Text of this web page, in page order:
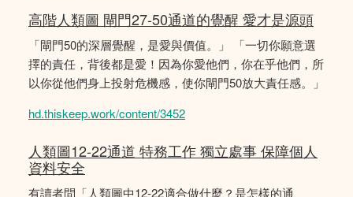
高階人類圖 閘門27-50通道的覺醒 愛才是源頭
「閘門50的深層覺醒，是愛與價值。」 「一切你願意選
擇的責任，背後都是愛！因為你愛他們，你在乎他們，所
以你從他們身上投射危機感，使你閘門50放大責任感。」
hd.thiskeep.work/content/3452
人類圖12-22通道 特務工作 獨立處事 保障個人
資料安全
有讀者問「人類圖中12-22適合做什麼？是怎樣的通